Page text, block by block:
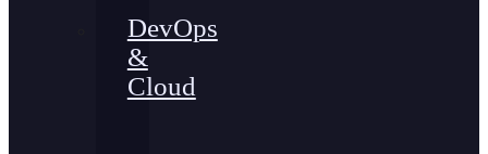
DevOps
&
Cloud